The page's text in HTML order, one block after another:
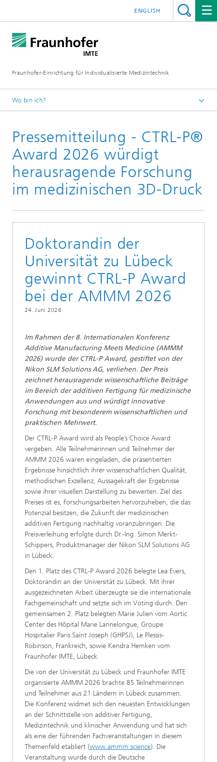
Fraunhofer-Einrichtung für Individualisierte Medizintechnik
ENGLISH
Wo bin ich?
Presse Archiv
Pressemitteilung - CTRL-P®
Award 2026 würdigt
herausragende Forschung
im medizinischen 3D-Druck
Doktorandin der
Universität zu Lübeck
gewinnt CTRL-P Award
bei der AMMM 2026
24. Juni 2026
Im Rahmen der 8. Internationalen Konferenz
Additive Manufacturing Meets Medicine (AMMM
2026) wurde der CTRL-P Award, gestiftet von der
Nikon SLM Solutions AG, verliehen. Der Preis
zeichnet herausragende wissenschaftliche Beiträge
im Bereich der additiven Fertigung für medizinische
Anwendungen aus und würdigt innovative
Forschung mit besonderem wissenschaftlichen und
praktischen Mehrwert.
Der CTRL-P Award wird als People’s Choice Award
vergeben. Alle Teilnehmerinnen und Teilnehmer der
AMMM 2026 waren eingeladen, die präsentierten
Ergebnisse hinsichtlich ihrer wissenschaftlichen Qualität,
methodischen Exzellenz, Aussagekraft der Ergebnisse
sowie ihrer visuellen Darstellung zu bewerten. Ziel des
Preises ist es, Forschungsarbeiten hervorzuheben, die das
Potenzial besitzen, die Zukunft der medizinischen
additiven Fertigung nachhaltig voranzubringen. Die
Preisverleihung erfolgte durch Dr.-Ing. Simon Merkt-
Schippers, Produktmanager der Nikon SLM Solutions AG
in Lübeck.
Den 1. Platz des CTRL-P Award 2026 belegte Lea Evers,
Doktorandin an der Universität zu Lübeck. Mit ihrer
ausgezeichneten Arbeit überzeugte sie die internationale
Fachgemeinschaft und setzte sich im Voting durch. Den
gemeinsamen 2. Platz belegten Marie Julien vom Aortic
Center des Hôpital Marie Lannelongue, Groupe
Hospitalier Paris Saint Joseph (GHPSJ), Le Plessis-
Robinson, Frankreich, sowie Kendra Hemken vom
Fraunhofer IMTE, Lübeck.
Die von der Universität zu Lübeck und Fraunhofer IMTE
organisierte AMMM 2026 brachte 85 Teilnehmerinnen
und Teilnehmer aus 21 Ländern in Lübeck zusammen.
Die Konferenz widmet sich den neuesten Entwicklungen
an der Schnittstelle von additiver Fertigung,
Medizintechnik und klinischer Anwendung und hat sich
als eine der führenden Fachveranstaltungen in diesem
Themenfeld etabliert (www.ammm.science). Die
Veranstaltung wurde durch die Deutsche